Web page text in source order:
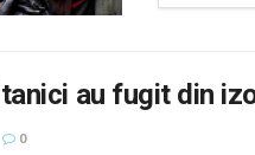
au fugit din
0